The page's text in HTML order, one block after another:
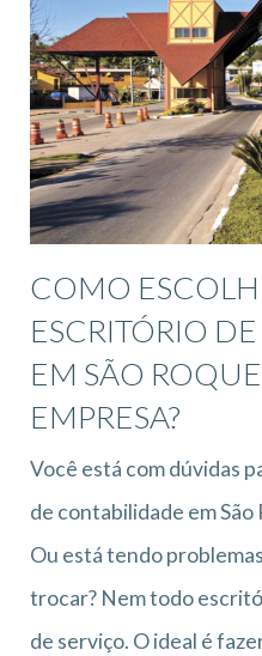
COMO
ESCRITÓRIO
EM SÃO
EMPRESA?
Você está com dúvidas
de contabilidade em São
Ou está tendo
trocar? Nem todo
de serviço. O ideal é